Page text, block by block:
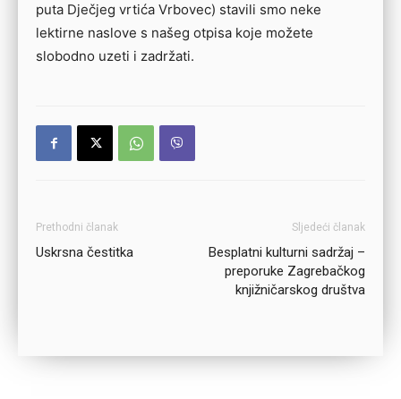
puta Dječjeg vrtića Vrbovec) stavili smo neke
lektirne naslove s našeg otpisa koje možete
slobodno uzeti i zadržati.
Prethodni članak
Uskrsna čestitka
Sljedeći članak
Besplatni kulturni sadržaj –
preporuke Zagrebačkog
knjižničarskog društva